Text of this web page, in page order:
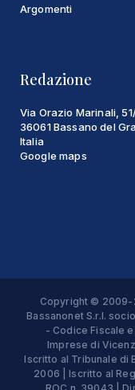
Argomenti
Redazione
Via Orazio Marinali,
36061 Bassano del
Italia
Google maps
Copyright © 2009-
Bassanonet S.r.l.
- Codice Fiscale
Imprese di
Iscritto al Tribunale di
2006 | Iscritto al